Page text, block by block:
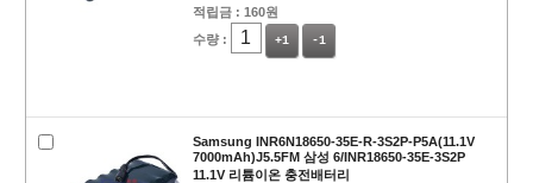
적립금 : 160원
수량 :
+1 -1
Samsung INR6N18650-35E-R-3S2P-P5A(11.1V
7000mAh)J5.5FM 삼성 6/INR18650-35E-3S2P
11.1V 리튬이온 충전배터리